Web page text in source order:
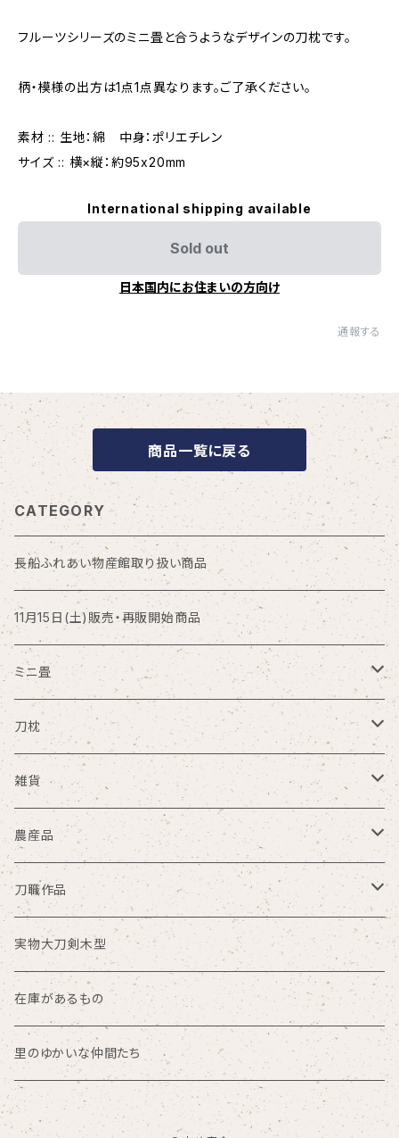
フルーツシリーズのミニ畳と合うようなデザインの刀枕です。
柄・模様の出方は1点1点異なります。ご了承ください。
素材 :: 生地：綿 中身：ポリエチレン
サイズ :: 横×縦：約95x20mm
International shipping available
Sold out
日本国内にお住まいの方向け
通報する
商品一覧に戻る
CATEGORY
長船ふれあい物産館取り扱い商品
11月15日(土)販売・再販開始商品
ミニ畳
大サイズ
中サイズ
小サイズ
その他サイズ
限定
在庫があるもの
刀枕
ミニ刀枕
大根刀枕
雑貨
丸ゆ商会
大笑い一座
Gocha
農産品
米
小麦粉
乾麺
刀職作品
銘切プレート
茎ストラップ
抽選販売
実物大刀剣木型
在庫があるもの
里のゆかいな仲間たち